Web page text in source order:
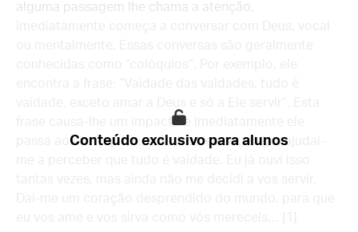
alguma passagem lhe chama a atenção,
frase causa-lhe um impacto e imediatamente ele
passa aos colóquios:— Senhor, eu sou cego, ajudai-
Conteúdo exclusivo para alunos